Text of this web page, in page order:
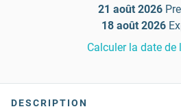
21 août 2026
18 août 2026
Calculer la date de
DESCRIPTION